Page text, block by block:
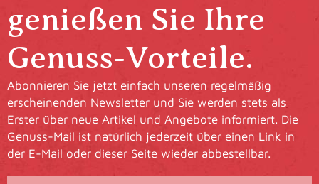
genießen Sie Ihre
Genuss-Vorteile.
Abonnieren Sie jetzt einfach unseren regelmäßig
erscheinenden Newsletter und Sie werden stets als
Erster über neue Artikel und Angebote informiert. Die
Genuss-Mail ist natürlich jederzeit über einen Link in
der E-Mail oder dieser Seite wieder abbestellbar.